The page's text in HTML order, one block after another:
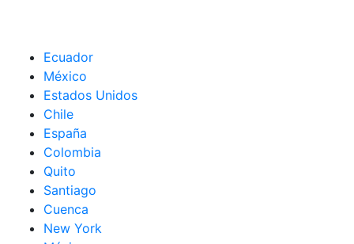
Ecuador
México
Estados Unidos
Chile
España
Colombia
Quito
Santiago
Cuenca
New York